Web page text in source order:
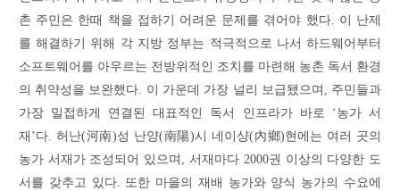
촌 주민은 한때 책을 접하기 어려운 문제를 겪어야 했다. 이 난제
를 해결하기 위해 각 지방 정부는 적극적으로 나서 하드웨어부터
소프트웨어를 아우르는 전방위적인 조치를 마련해 농촌 독서 환경
의 취약성을 보완했다. 이 가운데 가장 널리 보급됐으며, 주민들과
가장 밀접하게 연결된 대표적인 독서 인프라가 바로 ‘농가 서
재’다. 허난(河南)성 난양(南陽)시 네이샹(內鄉)현에는 여러 곳의
농가 서재가 조성되어 있으며, 서재마다 2000권 이상의 다양한 도
서를 갖추고 있다. 또한 마을의 재배 농가와 양식 농가의 수요에